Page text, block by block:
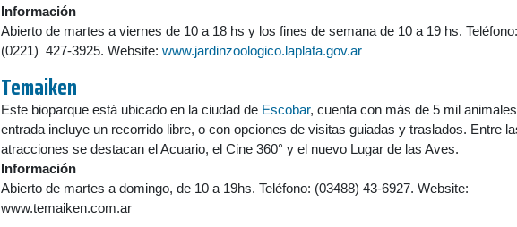
Información
Abierto de martes a viernes de 10 a 18 hs y los fines de semana de 10 a 19 hs. Teléfono:
(0221) 427-3925. Website: www.jardinzoologico.laplata.gov.ar
Temaiken
Este bioparque está ubicado en la ciudad de Escobar, cuenta con más de 5 mil
entrada incluye un recorrido libre, o con opciones de visitas guiadas y traslados. Entre
atracciones se destacan el Acuario, el Cine 360° y el nuevo Lugar de las Aves.
Información
Abierto de martes a domingo, de 10 a 19hs. Teléfono: (03488) 43-6927. Website:
www.temaiken.com.ar